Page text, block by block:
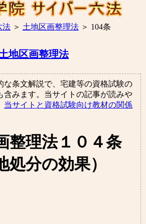
法 ＞ 土地区画整理法 ＞ 104条
地区画整理法
条文解説で、宅建等の資格試験の
含みます。当サイトの記事が読みや
当サイトと資格試験向け教材の関係
整理法１０４条
処分の効果）